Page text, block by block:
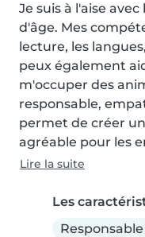
Je suis à l'aise
d'âge. Mes
lecture, les
peux également
m'occuper des
responsable,
permet de créer
agréable pour les
Lire la suite
Les
Responsable